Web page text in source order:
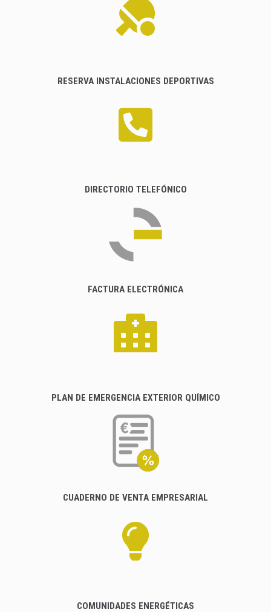
RESERVA INSTALACIONES DEPORTIVAS
DIRECTORIO TELEFÓNICO
FACTURA ELECTRÓNICA
PLAN DE EMERGENCIA EXTERIOR QUÍMICO
CUADERNO DE VENTA EMPRESARIAL
COMUNIDADES ENERGÉTICAS